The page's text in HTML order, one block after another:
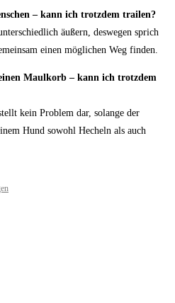
– kann ich trotzdem trailen?
äußern, deswegen sprich
einen möglichen Weg finden.
Maulkorb – kann ich trotzdem
kein Problem dar, solange der
Hund sowohl Hecheln als auch